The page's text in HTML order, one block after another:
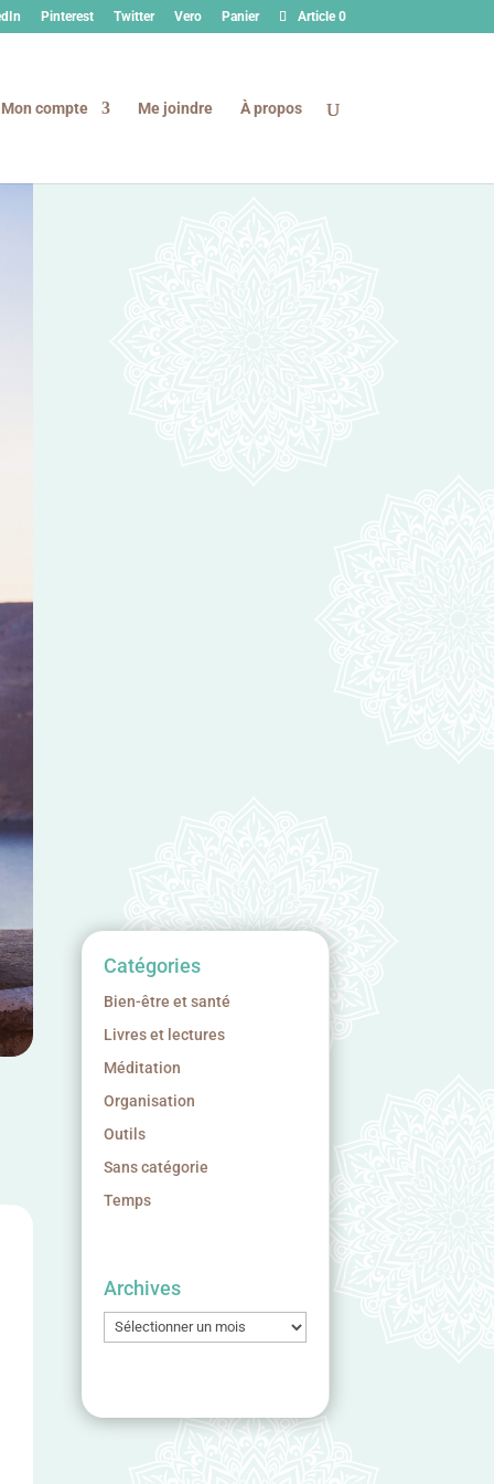
Pinterest Twitter Vero Panier Article 0
Mon compte Me joindre À propos
Catégories
Bien-être et santé
Livres et lectures
Méditation
Organisation
Outils
Sans catégorie
Temps
Archives
Archives